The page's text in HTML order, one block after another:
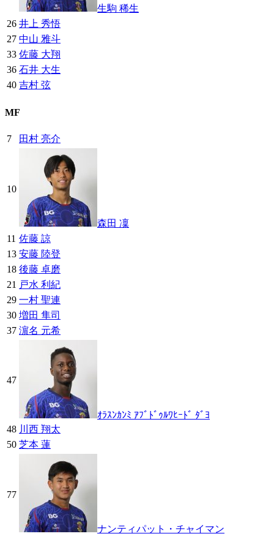
生駒 稀生
26 井上 秀悟
27 中山 雅斗
33 佐藤 大翔
36 石井 大生
40 吉村 弦
MF
7 田村 亮介
10
森田 凜
11 佐藤 諒
13 安藤 陸登
18 後藤 卓磨
21 戸水 利紀
29 一村 聖連
30 増田 隼司
37 濵名 元希
47
ｵﾗｽﾝｶﾝﾐ ｱﾌﾞﾄﾞｩﾙﾜﾋｰﾄﾞ ﾀﾞﾖ
48 川西 翔太
50 芝本 蓮
77
ナンティパット・チャイマン